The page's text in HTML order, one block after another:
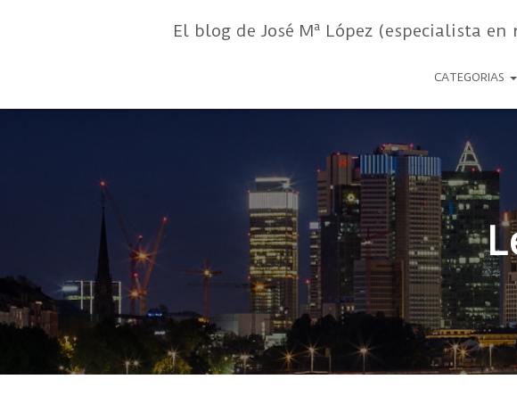
El blog de José Mª López (especialista
CATEGORIAS